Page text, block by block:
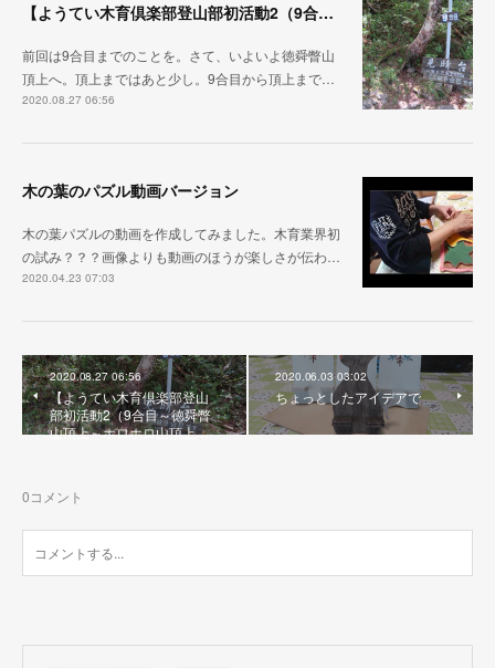
【ようてい木育倶楽部登山部初活動2（9合目～徳舜瞥山頂上～ホロホロ山頂上～下山）】
前回は9合目までのことを。さて、いよいよ徳舜瞥山
頂上へ。頂上まではあと少し。9合目から頂上まで…
2020.08.27 06:56
木の葉のパズル動画バージョン
木の葉パズルの動画を作成してみました。木育業界初
の試み？？？画像よりも動画のほうが楽しさが伝わ…
2020.04.23 07:03
2020.08.27 06:56
【ようてい木育倶楽部登山
部初活動2（9合目～徳舜瞥
山頂上～ホロホロ山頂上…
2020.06.03 03:02
ちょっとしたアイデアで
0コメント